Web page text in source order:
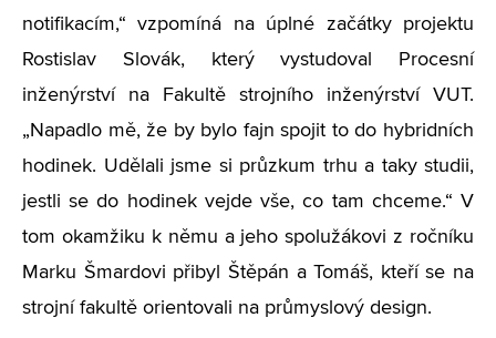
notifikacím,“ vzpomíná na úplné začátky projektu
Rostislav Slovák, který vystudoval Procesní
inženýrství na Fakultě strojního inženýrství VUT.
„Napadlo mě, že by bylo fajn spojit to do hybridních
hodinek. Udělali jsme si průzkum trhu a taky studii,
jestli se do hodinek vejde vše, co tam chceme.“ V
tom okamžiku k němu a jeho spolužákovi z ročníku
Marku Šmardovi přibyl Štěpán a Tomáš, kteří se na
strojní fakultě orientovali na průmyslový design.